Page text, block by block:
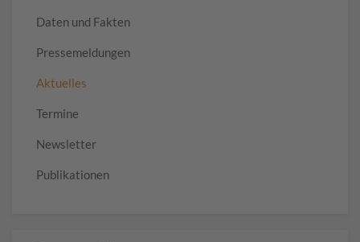
Daten und Fakten
Pressemeldungen
Aktuelles
Termine
Newsletter
Publikationen